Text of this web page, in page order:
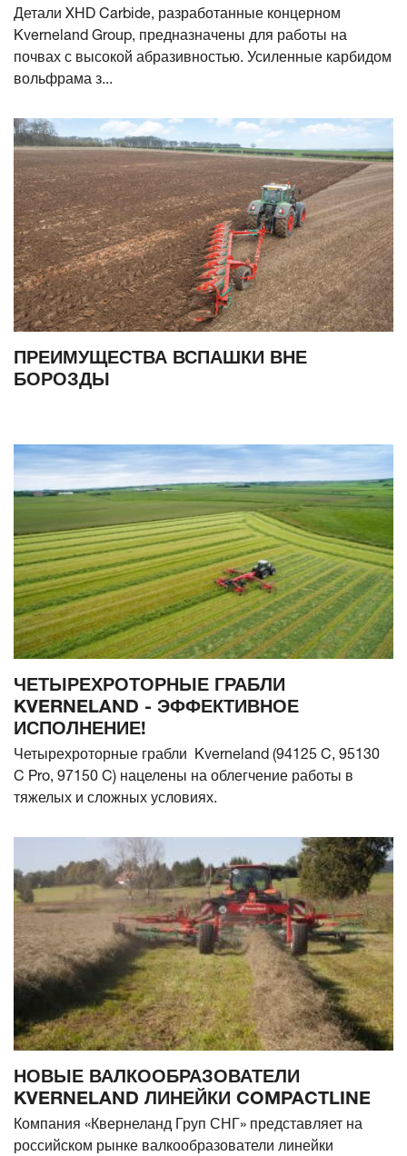
Детали XHD Carbide, разработанные концерном
Kverneland Group, предназначены для работы на
почвах с высокой абразивностью. Усиленные карбидом
вольфрама з...
ПРЕИМУЩЕСТВА ВСПАШКИ ВНЕ
БОРОЗДЫ
ЧЕТЫРЕХРОТОРНЫЕ ГРАБЛИ
KVERNELAND - ЭФФЕКТИВНОЕ
ИСПОЛНЕНИЕ!
Четырехроторные грабли Kverneland (94125 C, 95130
C Pro, 97150 C) нацелены на облегчение работы в
тяжелых и сложных условиях.
НОВЫЕ ВАЛКООБРАЗОВАТЕЛИ
KVERNELAND ЛИНЕЙКИ COMPACTLINE
Компания «Квернеланд Груп СНГ» представляет на
российском рынке валкообразователи линейки